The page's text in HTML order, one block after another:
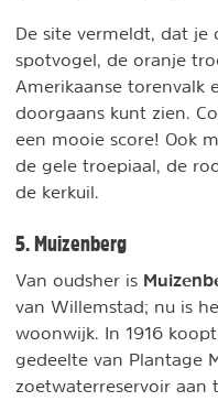
De site vermeldt, dat je
spotvogel, de oranje
Amerikaanse torenvalk
doorgaans kunt zien.
een mooie score! Ook
de gele troepiaal, de
de kerkuil.
5. Muizenberg
Van oudsher is
van Willemstad; nu is
woonwijk. In 1916
gedeelte van Plantage
zoetwaterreservoir aan